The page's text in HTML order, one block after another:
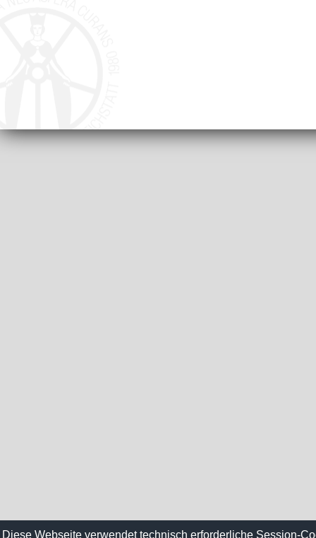
Diese Webseite verwendet technisch erforderliche Session-